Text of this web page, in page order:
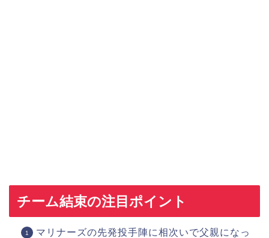
チーム結束の注目ポイント
マリナーズの先発投手陣に相次いで父親になっ